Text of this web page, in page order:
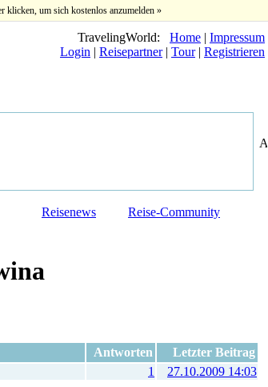
klicken, um sich kostenlos anzumelden »
TravelingWorld: Home | Impressum
Login | Reisepartner| Tour| Registrieren
Reisenews Reise-Community
Antworten
Letzter Beitrag
1 27.10.2009 14:03